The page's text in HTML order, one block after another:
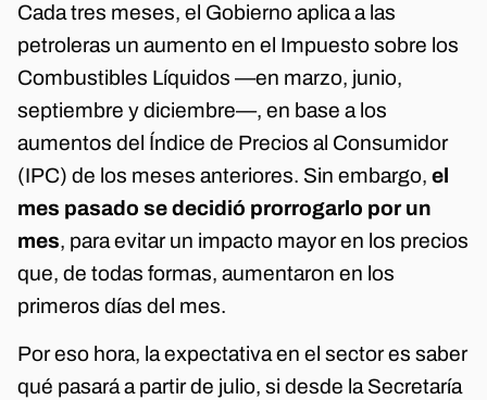
Cada tres meses, el Gobierno aplica a las
petroleras un aumento en el Impuesto sobre los
Combustibles Líquidos —en marzo, junio,
septiembre y diciembre—, en base a los
aumentos del Índice de Precios al Consumidor
(IPC) de los meses anteriores. Sin embargo, el
mes pasado se decidió prorrogarlo por un
mes, para evitar un impacto mayor en los precios
que, de todas formas, aumentaron en los
primeros días del mes.
Por eso hora, la expectativa en el sector es saber
qué pasará a partir de julio, si desde la Secretaría